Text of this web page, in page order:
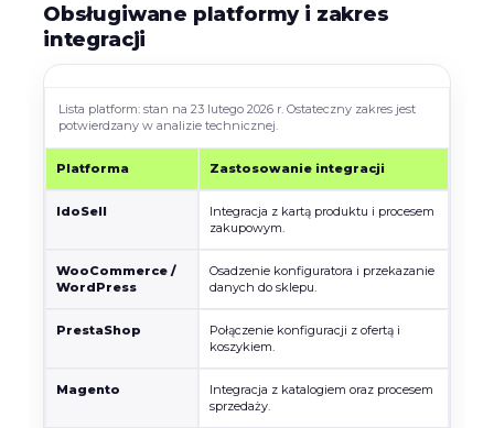
Obsługiwane platformy i zakres
integracji
Lista platform: stan na 23 lutego 2026 r. Ostateczny zakres jest
potwierdzany w analizie technicznej.
Platforma Zastosowanie integracji
IdoSell
Integracja z kartą produktu i procesem
zakupowym.
WooCommerce /
WordPress
Osadzenie konfiguratora i przekazanie
danych do sklepu.
PrestaShop
Połączenie konfiguracji z ofertą i
koszykiem.
Magento
Integracja z katalogiem oraz procesem
sprzedaży.